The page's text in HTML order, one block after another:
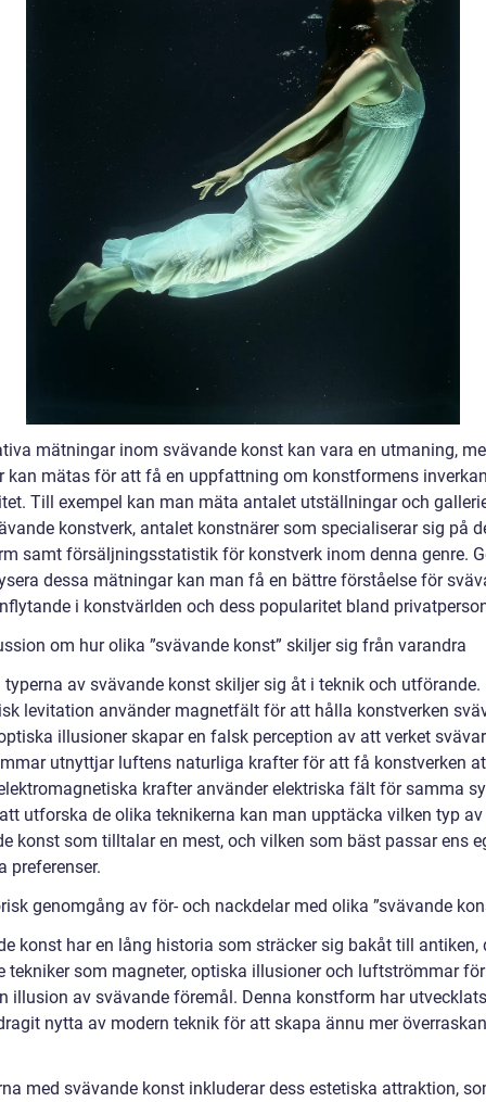
mätningar inom svävande konst kan vara en utmaning,
kan mätas för att få en uppfattning om konstformens
Till exempel kan man mäta antalet utställningar och
konstverk, antalet konstnärer som specialiserar sig på
samt försäljningsstatistik för konstverk inom denna genre.
dessa mätningar kan man få en bättre förståelse för
i konstvärlden och dess popularitet bland
om hur olika ”svävande konst” skiljer sig från varandra
typerna av svävande konst skiljer sig åt i teknik och utförande.
levitation använder magnetfält för att hålla konstverken
illusioner skapar en falsk perception av att verket
utnyttjar luftens naturliga krafter för att få konstverken
krafter använder elektriska fält för samma
utforska de olika teknikerna kan man upptäcka vilken typ av
konst som tilltalar en mest, och vilken som bäst passar ens
preferenser.
genomgång av för- och nackdelar med olika ”svävande
konst har en lång historia som sträcker sig bakåt till antiken,
tekniker som magneter, optiska illusioner och luftströmmar
illusion av svävande föremål. Denna konstform har
nytta av modern teknik för att skapa ännu mer
med svävande konst inkluderar dess estetiska attraktion,